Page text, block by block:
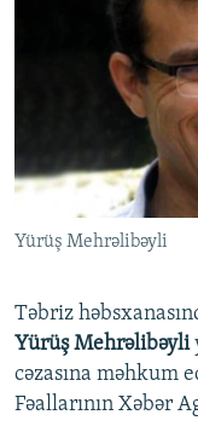
Yürüş Mehrəlibəyli
Təbriz
Yürüş Mehrəlibəyli
cəzasına məhkum
Fəallarının Xəbər